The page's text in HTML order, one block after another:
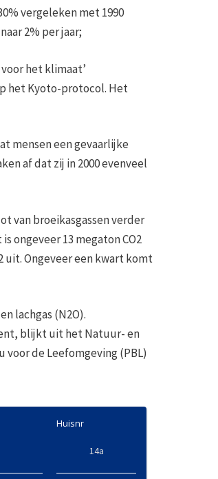
vergeleken met 1990
2% per jaar;
het klimaat’
het Kyoto-protocol. Het
mensen een gevaarlijke
af dat zij in 2000 evenveel
van broeikasgassen verder
ongeveer 13 megaton CO2
uit. Ongeveer een kwart komt
lachgas (N2O).
blijkt uit het Natuur- en
de Leefomgeving (PBL)
Huisnr